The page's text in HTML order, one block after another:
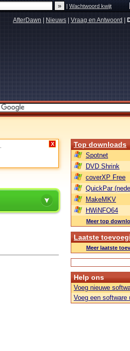
|Wachtwoord kwijt
AfterDawn Nieuws Vraag en Antwoord
X Top downloads
Spotnet
DVD Shrink
coverXP Free
QuickPar
MakeMKV
HWiNFO64
Meer top
Laatste
Meer laatste
Help ons
Voeg nieuwe
Voeg een software